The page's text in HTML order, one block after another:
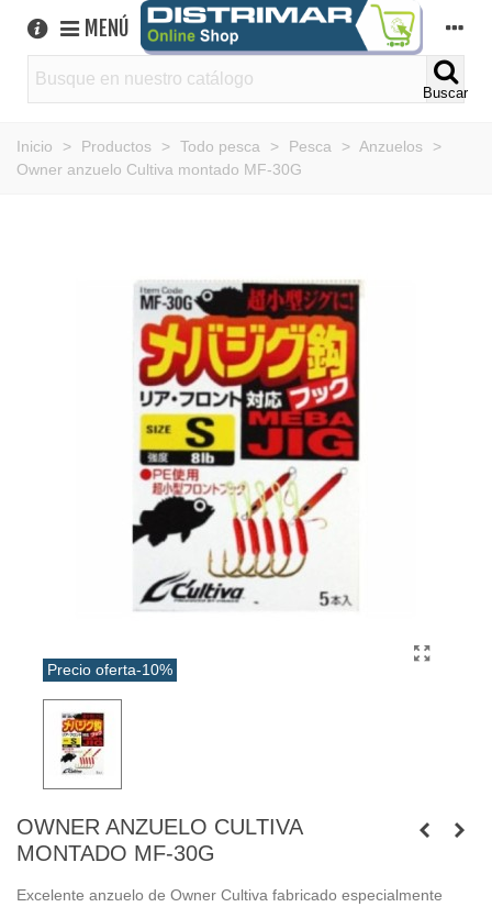
MENÚ
Buscar
Inicio > Productos > Todo pesca > Pesca > Anzuelos
>
Owner anzuelo Cultiva montado MF-30G
Precio oferta-10%
OWNER ANZUELO CULTIVA
MONTADO MF-30G
Excelente anzuelo de Owner Cultiva fabricado especialmente